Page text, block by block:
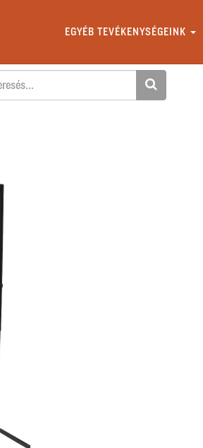
EGYÉB TEVÉKENYSÉGEINK